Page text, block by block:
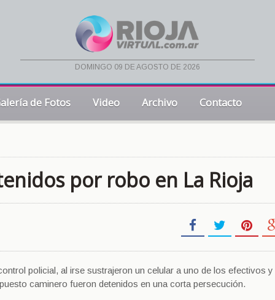
domingo 09 de agosto de 2026
de Fotos Video Archivo Contacto
por robo en La Rioja
policial, al irse sustrajeron un celular a uno de los efectivos y
caminero fueron detenidos en una corta persecución.